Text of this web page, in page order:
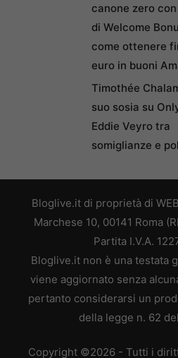
canone zero
di Welcome
come ottenere
euro in buoni
Timothée
suo sosia su
Eddie Veyro tra
somiglianze e
Bloglive.it di proprietà di
Marchese 10, 00141 Roma
Partita I.V.A.
Bloglive.it non è una testata
viene aggiornato senza
pertanto considerarsi un
della legge n. 62
Copyright ©2026 - Tutti i